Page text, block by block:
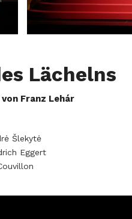
Lächelns
Franz Lehár
Šlekytė
Eggert